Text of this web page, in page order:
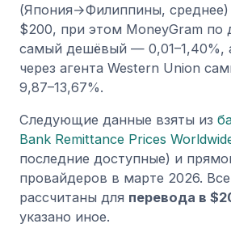
(Япония→Филиппины, среднее)
$200, при этом MoneyGram по
самый дешёвый — 0,01–1,40%,
через агента Western Union
9,87–13,67%.
Следующие данные взяты из
Bank Remittance Prices
последние доступные) и
провайдеров в марте 2026.
рассчитаны для перевода в
указано иное.